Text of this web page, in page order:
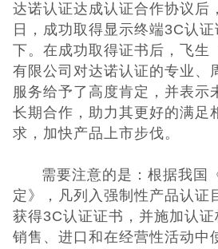
证书查询
联系我们
CE认证
UKCA认证
欧盟CE认证
CE认证常见问
达诺认证达成认证合作协议后
日，成功取得显示终端3C认
下。在成功取得证书后，飞生
有限公司对达诺认证的专业、
服务给予了高度肯定，并表示
长期合作，助力其更好的满足
求，加快产品上市步伐。
需要注意的是：根据我国
定》，凡列入强制性产品认证
获得3C认证证书，并施加认
销售、进口和在经营性活动中